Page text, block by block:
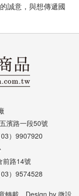
誠意，與想傳遞國
濱路一段50號
）9907920
前路14號
）9574528
轉載．Design by 微設